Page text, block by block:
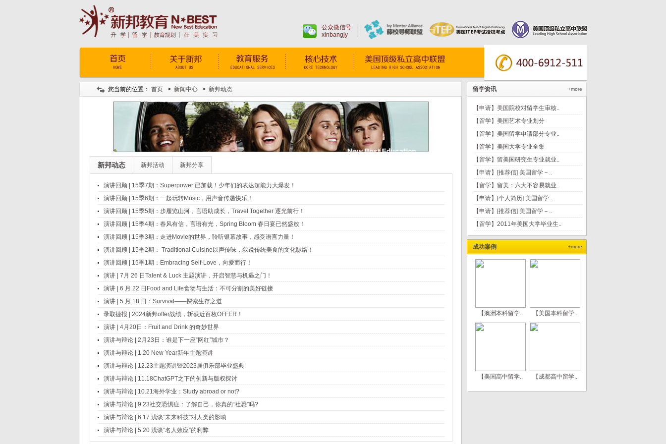
公众微信号
xinbangjy
您当前的位置： 首页> 新闻中心> 新邦动态
新邦动态 新邦活动 新邦分享
演讲回顾 | 15季7期：Superpower 已加载！少年们的表达超能力大爆发！
演讲回顾 | 15季6期：一起玩转Music，用声音传递快乐！
演讲回顾 | 15季5期：步履览山河，言语助成长，Travel Together 逐光前行！
演讲回顾 | 15季4期：春风有信，言语有光，Spring Bloom 春日宴已然盛放！
演讲回顾 | 15季3期：走进Movie的世界，聆听银幕故事，感受语言力量！
演讲回顾 | 15季2期： Traditional Cuisine以声传味，叙说传统美食的文化脉络！
演讲回顾 | 15季1期：Embracing Self-Love，向爱而行！
演讲 | 7月 26 日Talent & Luck 主题演讲，开启智慧与机遇之门！
演讲 | 6 月 22 日Food and Life食物与生活：不可分割的美好链接
演讲 | 5 月 18 日：Survival——探索生存之道
录取捷报 | 2024新邦offer战绩，斩获近百枚OFFER！
演讲 | 4月20日：Fruit and Drink 的奇妙世界
演讲与辩论 | 2月23日：谁是下一座“网红”城市？
演讲与辩论 | 1.20 New Year新年主题演讲
演讲与辩论 | 12.23主题演讲暨2023届俱乐部毕业盛典
演讲与辩论 | 11.18ChatGPT之下的创新与版权探讨
演讲与辩论 | 10.21海外学业：Study abroad or not?
演讲与辩论 | 9.23社交恐惧症：了解自己，你真的“社恐”吗?
演讲与辩论 | 6.17 浅谈“未来科技”对人类的影响
演讲与辩论 | 5.20 浅谈“名人效应”的利弊
留学资讯 +more
【申请】美国院校对留学生审核..
【留学】美国艺术专业划分
【留学】美国留学申请部分专业..
【留学】美国大学专业全集
【留学】留美国研究生专业就业..
【申请】[推荐信] 美国留学－..
【留学】留美：六大不容易就业..
【申请】[个人简历] 美国留学..
【申请】[推荐信] 美国留学－..
【留学】2011年美国大学毕业生..
成功案例 +more
【澳洲本科留学.. 【美国本科留学..
【美国高中留学.. 【成都高中留学..